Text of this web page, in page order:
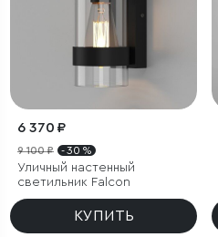
6 370 ₽
9 100 ₽ - 30 %
Уличный настенный
светильник Falcon
КУПИТЬ